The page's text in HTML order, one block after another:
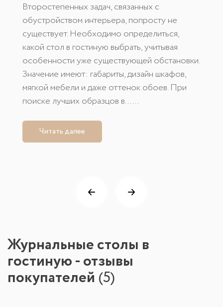
Второстепенных задач, связанных с
обустройством интерьера, попросту не
существует. Необходимо определиться,
какой стол в гостиную выбрать, учитывая
особенности уже существующей обстановки.
Значение имеют: габариты, дизайн шкафов,
мягкой мебели и даже оттенок обоев. При
поиске лучших образцов в......
Читать далее
Журнальные столы в
гостиную - отзывы
покупателей (5)